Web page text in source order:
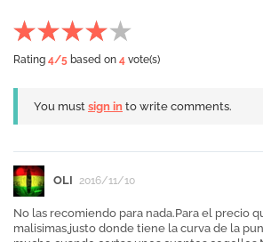
Rating 4/5 based on 4 vote(s)
You must sign in to write comments.
OLI 2016/11/10
No las recomiendo para nada.Para el precio
malisimas,justo donde tiene la curva de la